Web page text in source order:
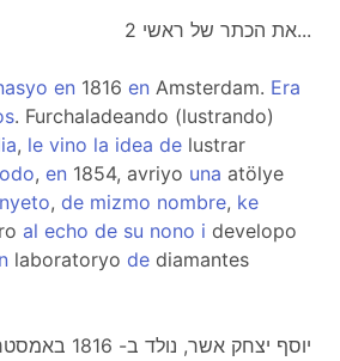
את הכתר של ראשי 2...
en 1816 en Amsterdam. Era
. Furchaladeando (lustrando)
, le vino la idea de lustrar
, en 1854, avriyo una atölye
, de mizmo nombre, ke
al echo de su nono i developo
laboratoryo de diamantes
יוסף יצחק